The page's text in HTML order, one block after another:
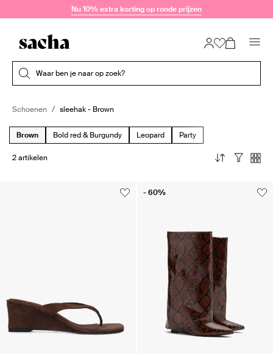
Doorgaan naar artikelNu 10% extra korting op ronde prijzen
Waar ben je naar op zoek?
Schoenen sleehak - Brown
Brown Bold red & Burgundy Leopard Party
2 artikelen
- 60%